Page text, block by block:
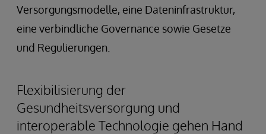
Versorgungsmodelle, eine Dateninfrastruktur,
eine verbindliche Governance sowie Gesetze
und Regulierungen.
Flexibilisierung der
Gesundheitsversorgung und
interoperable Technologie gehen Hand